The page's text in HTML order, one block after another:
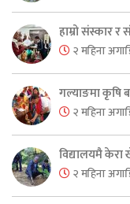
हाम्रो संस्कार
२ महिना
गल्याङमा कृषि
२ महिना
विद्यालयमै केरा
२ महिना